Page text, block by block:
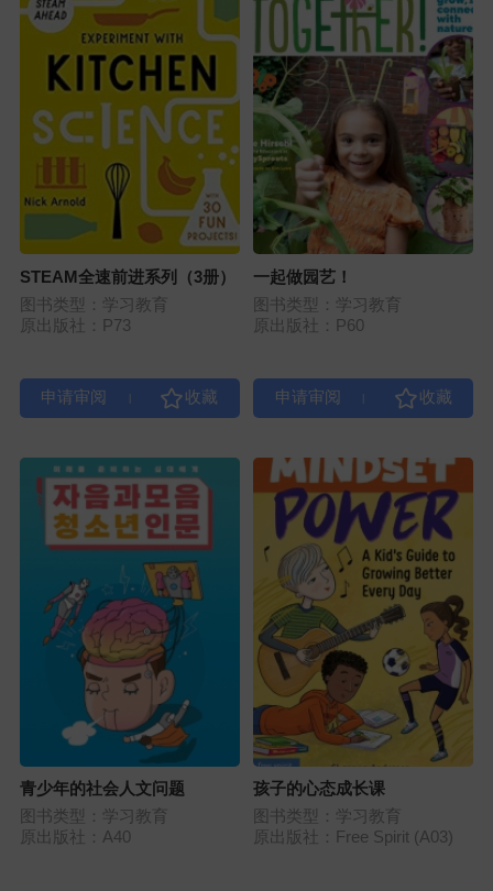
STEAM全速前进系列（3册）
图书类型：学习教育
原出版社：P73
一起做园艺！
图书类型：学习教育
原出版社：P60
青少年的社会人文问题
图书类型：学习教育
原出版社：A40
孩子的心态成长课
图书类型：学习教育
原出版社：Free Spirit (A03)